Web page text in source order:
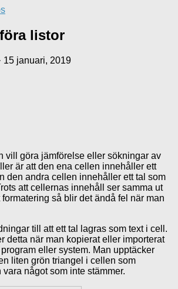
listor
· 15 januari, 2019
vill göra jämförelse eller sökningar av
är att den ena cellen innehåller ett
den andra cellen innehåller ett tal som
att cellernas innehåll ser samma ut
så blir det ändå fel när man
till att ett tal lagras som text i cell.
detta när man kopierat eller importerat
eller system. Man upptäcker
liten grön triangel i cellen som
något som inte stämmer.